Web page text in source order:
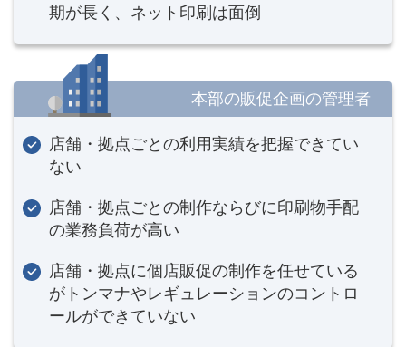
期が長く、ネット印刷は面倒
本部の販促企画の管理者
店舗・拠点ごとの利用実績を把握できてい
ない
店舗・拠点ごとの制作ならびに印刷物手配
の業務負荷が高い
店舗・拠点に個店販促の制作を任せている
がトンマナやレギュレーションのコントロ
ールができていない